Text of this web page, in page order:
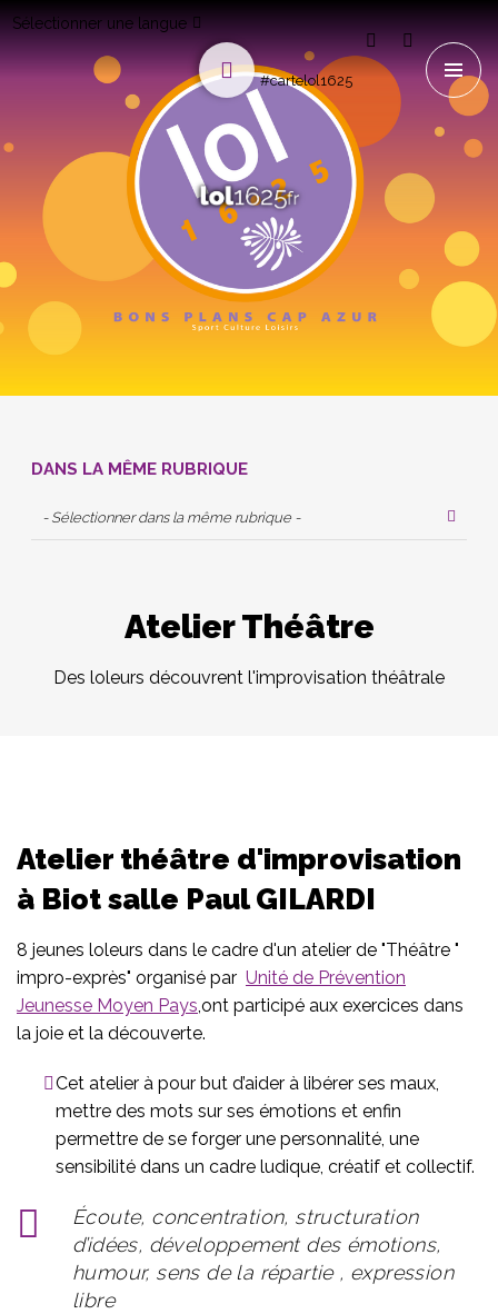
Sélectionner une langue
#cartelol1625
DANS LA MÊME RUBRIQUE
- Sélectionner dans la même rubrique -
Atelier Théâtre
Des loleurs découvrent l'improvisation théâtrale
Atelier théâtre d'improvisation
à Biot salle Paul GILARDI
8 jeunes loleurs dans le cadre d'un atelier de "Théâtre "
impro-exprès" organisé par Unité de Prévention
Jeunesse Moyen Pays,ont participé aux exercices dans
la joie et la découverte.
Cet atelier à pour but d’aider à libérer ses maux,
mettre des mots sur ses émotions et enfin
permettre de se forger une personnalité, une
sensibilité dans un cadre ludique, créatif et collectif.
Écoute, concentration, structuration
d’idées, développement des émotions,
humour, sens de la répartie , expression
libre